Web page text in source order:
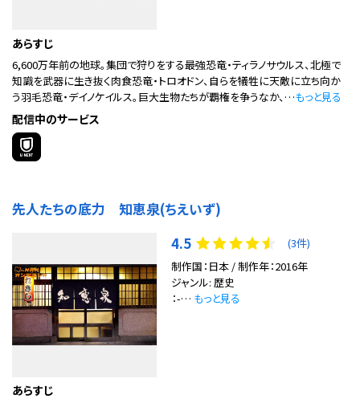
あらすじ
6,600万年前の地球。集団で狩りをする最強恐竜・ティラノサウルス、北極で
知識を武器に生き抜く肉食恐竜・トロオドン、自らを犠牲に天敵に立ち向か
う羽毛恐竜・デイノケイルス。巨大生物たちが覇権を争うなか、…もっと見る
配信中のサービス
先人たちの底力 知恵泉(ちえいず)
4.5
(3件)
制作国：日本 / 制作年：2016年
ジャンル: 歴史
：-… もっと見る
あらすじ